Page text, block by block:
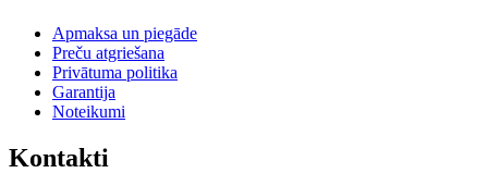
Apmaksa un piegāde
Preču atgriešana
Privātuma politika
Garantija
Noteikumi
Kontakti